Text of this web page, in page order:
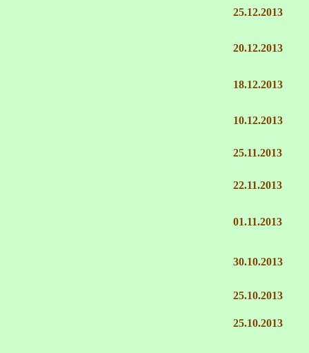
25.12.2013
20.12.2013
18.12.2013
10.12.2013
25.11.2013
22.11.2013
01.11.2013
30.10.2013
25.10.2013
25.10.2013